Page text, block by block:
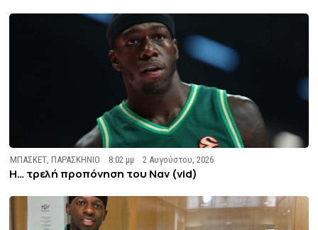
ΜΠΑΣΚΕΤ,ΠΑΡΑΣΚΗΝΙΟ 8:02 μμ 2 Αυγούστου, 2026
Η… τρελή προπόνηση του Ναν (vid)